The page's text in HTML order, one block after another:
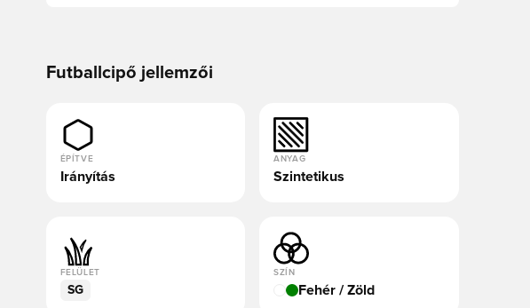
Futballcipő jellemzői
ÉPÍTVE
Irányítás
ANYAG
Szintetikus
FELÜLET
SG
SZÍN
Fehér / Zöld